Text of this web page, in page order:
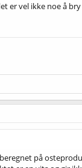
er vel ikke noe å bry
på